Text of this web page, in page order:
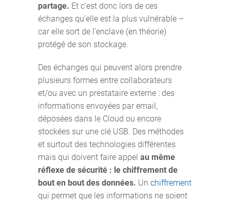
partage. Et c’est donc lors de ces
échanges qu’elle est la plus vulnérable –
car elle sort de l’enclave (en théorie)
protégé de son stockage.
Des échanges qui peuvent alors prendre
plusieurs formes entre collaborateurs
et/ou avec un prestataire externe : des
informations envoyées par email,
déposées dans le Cloud ou encore
stockées sur une clé USB. Des méthodes
et surtout des technologies différentes
mais qui doivent faire appel au même
réflexe de sécurité : le chiffrement de
bout en bout des données. Un chiffrement
qui permet que les informations ne soient